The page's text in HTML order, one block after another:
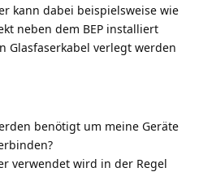
kann dabei beispielsweise wie
neben dem BEP installiert
Glasfaserkabel verlegt werden
benötigt um meine Geräte
verwendet wird in der Regel